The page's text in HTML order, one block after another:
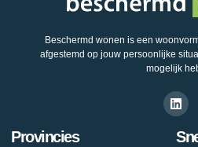
Beschermd wonen is een
afgestemd op jouw persoonlijke
mogelijk
Provincies